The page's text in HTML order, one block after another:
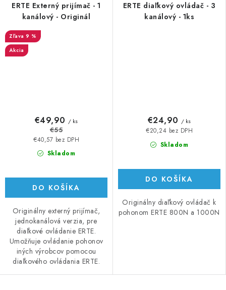
ERTE Externý prijímač - 1
kanálový - Originál
9 %
Akcia
Skladom
€40,57 bez DPH
€49,90 / ks
€55
DO KOŠÍKA
Originálny externý prijímač,
jednokanálová verzia, pre
diaľkové ovládanie ERTE.
Umožňuje ovládanie pohonov
iných výrobcov pomocou
diaľkového ovládania ERTE.
ERTE diaľkový ovládač - 3
kanálový - 1ks
Skladom
€20,24 bez DPH
€24,90 / ks
DO KOŠÍKA
Originálny diaľkový ovládač k
pohonom ERTE 800N a 1000N